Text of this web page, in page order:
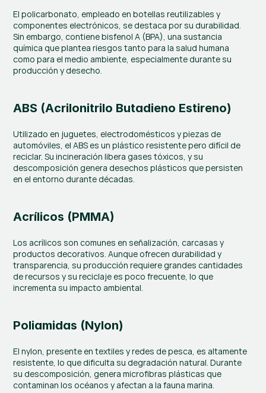
El policarbonato, empleado en botellas reutilizables y
componentes electrónicos, se destaca por su durabilidad.
Sin embargo, contiene bisfenol A (BPA), una sustancia
química que plantea riesgos tanto para la salud humana
como para el medio ambiente, especialmente durante su
producción y desecho.
ABS (Acrilonitrilo Butadieno Estireno)
Utilizado en juguetes, electrodomésticos y piezas de
automóviles, el ABS es un plástico resistente pero difícil de
reciclar. Su incineración libera gases tóxicos, y su
descomposición genera desechos plásticos que persisten
en el entorno durante décadas.
Acrílicos (PMMA)
Los acrílicos son comunes en señalización, carcasas y
productos decorativos. Aunque ofrecen durabilidad y
transparencia, su producción requiere grandes cantidades
de recursos y su reciclaje es poco frecuente, lo que
incrementa su impacto ambiental.
Poliamidas (Nylon)
El nylon, presente en textiles y redes de pesca, es altamente
resistente, lo que dificulta su degradación natural. Durante
su descomposición, genera microfibras plásticas que
contaminan los océanos y afectan a la fauna marina.